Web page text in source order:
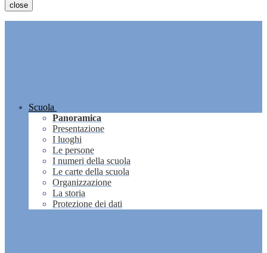
close
Scuola
Panoramica
Presentazione
I luoghi
Le persone
I numeri della scuola
Le carte della scuola
Organizzazione
La storia
Protezione dei dati